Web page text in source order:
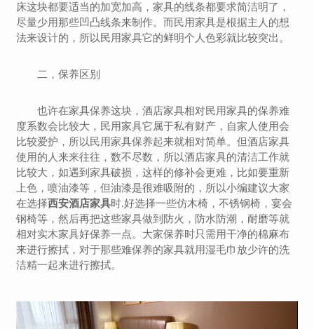
床这块都要适当的加宽加高，家具的线条都要求简洁明了，
尽量少用那些凹凸线条来制作。而民用家具是根据主人的想
法来设计的，所以民用家具它的鲜明个人色彩就比较突出。
二，保养区别
也许在家具保养这块，酒店家具相对民用家具的保养难
度系数会比较大，民用家具它属于私有财产，自家人使用会
比较爱护，所以民用家具保养起来就相对简单。但酒店家具
使用的人来来往往，数不尽数，所以酒店家具的清洁工作就
比较大，如遇到家具破损，这样的修补会更难，比如要重新
上色，喷油漆等，但油漆是很难吸附的，所以小编建议大家
在选择西安酒店家具时.好选择一些仿木椅，不锈钢椅，宴会
钢椅等，然后再把这些家具做到防火，防水防潮，耐磨等就
相对实木家具好保养一点。大家保养时只需用干净的棉麻布
来进行擦拭，对于那些难保养的家具就用湿毛巾放少许的洗
洁精一起来进行擦拭。